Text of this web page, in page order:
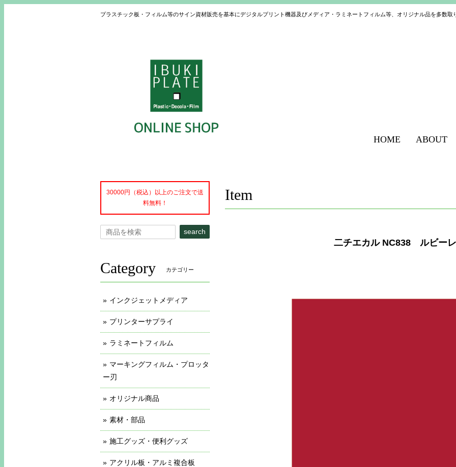
プラスチック板・フィルム等のサイン資材販売を基本にデジタルプリント機器及びメディア・ラミネートフィルム等、オリジナル品を多数取
HOME ABOUT
Item
二チエカル NC838 ルビー
30000円（税込）以上のご注文で送
料無料！
search
Category カテゴリー
インクジェットメディア
プリンターサプライ
ラミネートフィルム
マーキングフィルム・プロッタ
ー刃
オリジナル商品
素材・部品
施工グッズ・便利グッズ
アクリル板・アルミ複合板